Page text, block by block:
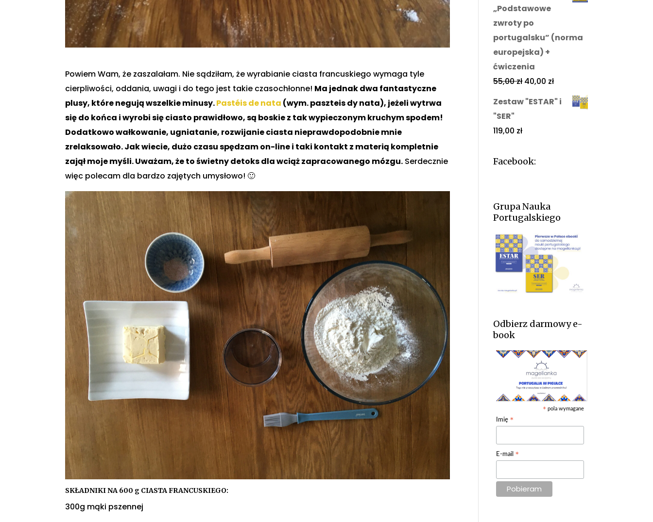
Powiem Wam, że zaszalałam. Nie sądziłam, że wyrabianie ciasta francuskiego wymaga tyle
cierpliwości, oddania, uwagi i do tego jest takie czasochłonne! Ma jednak dwa fantastyczne
plusy, które negują wszelkie minusy.Pastéis de nata (wym. paszteis dy nata), jeżeli wytrwa
się do końca i wyrobi się ciasto prawidłowo, są boskie z tak wypieczonym kruchym spodem!
Dodatkowo wałkowanie, ugniatanie, rozwijanie ciasta nieprawdopodobnie mnie
zrelaksowało. Jak wiecie, dużo czasu spędzam on-line i taki kontakt z materią kompletnie
zajął moje myśli. Uważam, że to świetny detoks dla wciąż zapracowanego mózgu. Serdecznie
więc polecam dla bardzo zajętych umysłowo! 🙂
SKŁADNIKI NA 600 g CIASTA FRANCUSKIEGO:
300g mąki pszennej
„Podstawowe
zwroty po
portugalsku” (norma
europejska) +
ćwiczenia
55,00zł 40,00 zł
Zestaw "ESTAR" i
"SER"
119,00 zł
Facebook:
Grupa Nauka
Portugalskiego
Odbierz darmowy e-
book
* pola wymagane
Imię *
E-mail *